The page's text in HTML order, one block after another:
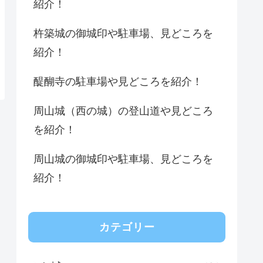
紹介！
杵築城の御城印や駐車場、見どころを
紹介！
醍醐寺の駐車場や見どころを紹介！
周山城（西の城）の登山道や見どころ
を紹介！
周山城の御城印や駐車場、見どころを
紹介！
カテゴリー